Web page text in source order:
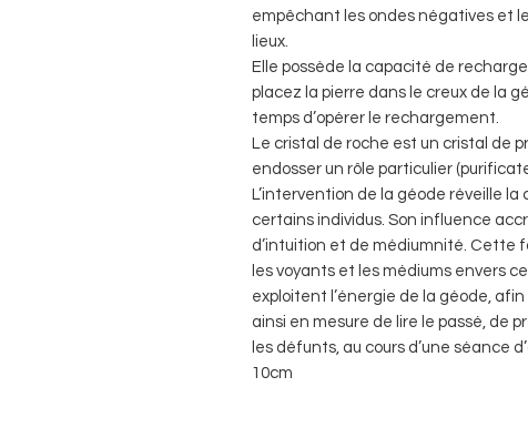
empêchant les ondes négatives et
lieux.
Elle possède la capacité de
placez la pierre dans le creux de la
temps d’opérer le rechargement.
Le cristal de roche est un cristal de
endosser un rôle particulier
L’intervention de la géode réveille
certains individus. Son influence
d’intuition et de médiumnité. Cette
les voyants et les médiums envers
exploitent l’énergie de la géode,
ainsi en mesure de lire le passé, de
les défunts, au cours d’une séance
10cm